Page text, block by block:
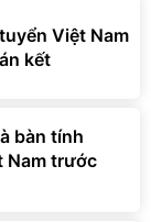
Việt Nam
kết
bàn tính
Nam trước